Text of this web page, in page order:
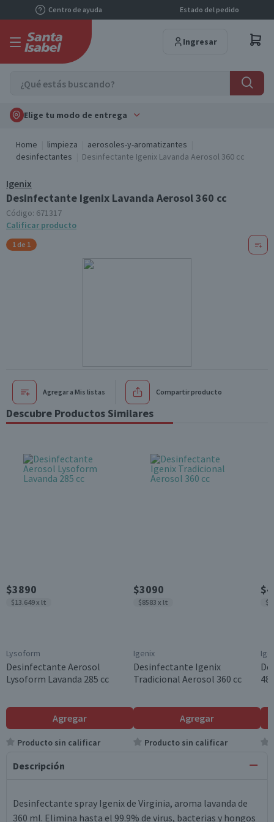
Centro de ayuda Estado del pedido
Ingresar
Elige tu modo de entrega
Home limpieza
aerosoles-y-aromatizantes
desinfectantes
Desinfectante Igenix Lavanda Aerosol 360 cc
Igenix
Desinfectante Igenix Lavanda Aerosol 360 cc
Código: 671317
Calificar producto
1 de 1
Agregar a Mis listas Compartir producto
Descubre Productos Similares
$3890
$13.649 x lt
Lysoform
Desinfectante Aerosol
Lysoform Lavanda 285 cc
Agregar
Producto sin calificar
$3090
$8583 x lt
Igenix
Desinfectante Igenix
Tradicional Aerosol 360 cc
Agregar
Producto sin calificar
Descripción
Desinfectante spray Igenix de Virginia, aroma lavanda de
360 ml. Elimina hasta el 99.9% de virus, bacterias y hongos